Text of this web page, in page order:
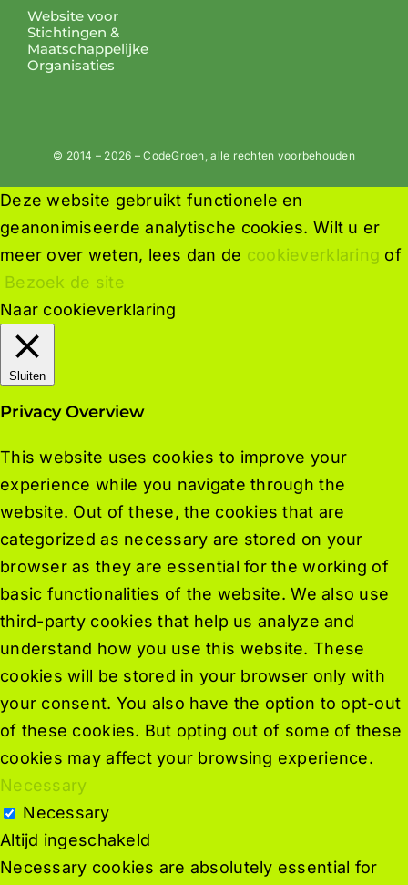
Website voor
Stichtingen &
Maatschappelijke
Organisaties
© 2014 – 2026 – CodeGroen, alle rechten voorbehouden
Deze website gebruikt functionele en
geanonimiseerde analytische cookies. Wilt u er
meer over weten, lees dan de cookieverklaring of
Bezoek de site
Naar cookieverklaring
Sluiten
Privacy Overview
This website uses cookies to improve your
experience while you navigate through the
website. Out of these, the cookies that are
categorized as necessary are stored on your
browser as they are essential for the working of
basic functionalities of the website. We also use
third-party cookies that help us analyze and
understand how you use this website. These
cookies will be stored in your browser only with
your consent. You also have the option to opt-out
of these cookies. But opting out of some of these
cookies may affect your browsing experience.
Necessary
Necessary
Altijd ingeschakeld
Necessary cookies are absolutely essential for